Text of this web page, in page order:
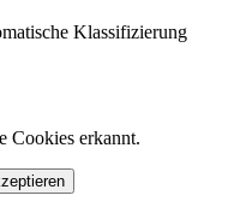
Klassifizierung
Cookies erkannt.